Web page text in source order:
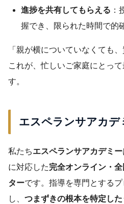
進捗を共有してもらえる ：
握でき、限られた時間で的
「親が横についていなくても
これが、忙しいご家庭にとっ
す。
エスペランサアカデ
私たちエスペランサアカデミー
に対応した完全オンライン・
ターです。指導を専門とする
し、 つまずきの根本を特定し